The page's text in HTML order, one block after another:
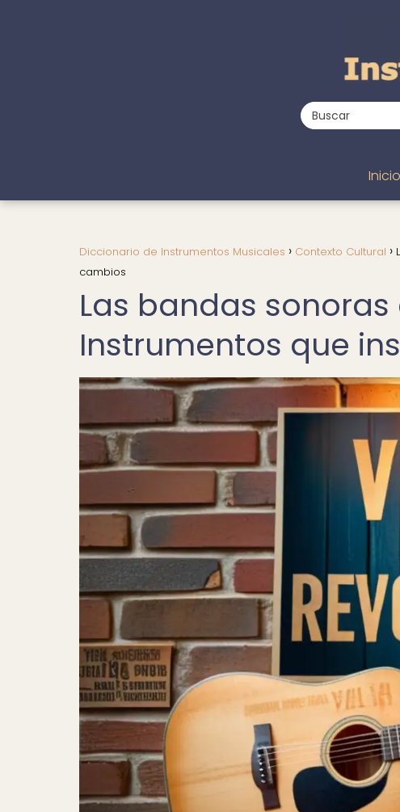
Inicio
Diccionario de Instrumentos Musicales Contexto Cultural
cambios
Las bandas
Instrumentos que